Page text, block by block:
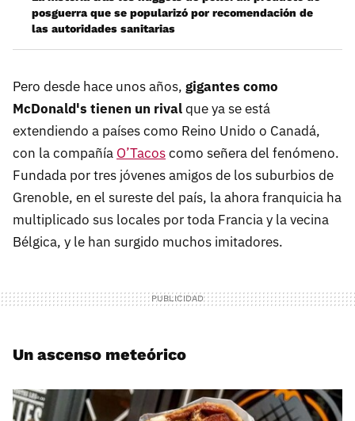
posguerra que se popularizó por recomendación de
las autoridades sanitarias
Pero desde hace unos años, gigantes como
McDonald's tienen un rivalque ya se está
extendiendo a países como Reino Unido o Canadá,
con la compañía O’Tacoscomo señera del fenómeno.
Fundada por tres jóvenes amigos de los suburbios de
Grenoble, en el sureste del país, la ahora franquicia ha
multiplicado sus locales por toda Francia y la vecina
Bélgica, y le han surgido muchos imitadores.
Un ascenso meteórico